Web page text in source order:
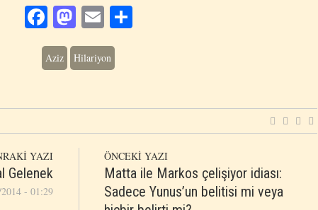
Facebook
Mastodon
EmailShare
Aziz Hilariyon
YAZI
Gelenek
- 01:29
ÖNCEKİ YAZI
Matta ile Markos çelişiyor idiası:
Sadece Yunus’un belitisi mi veya